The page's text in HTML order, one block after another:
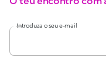
Introduza o seu e-mail